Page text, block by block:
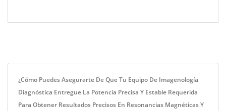
¿Cómo Puedes Asegurarte De Que Tu Equipo De Imagenología
Diagnóstica Entregue La Potencia Precisa Y Estable Requerida
Para Obtener Resultados Precisos En Resonancias Magnéticas Y